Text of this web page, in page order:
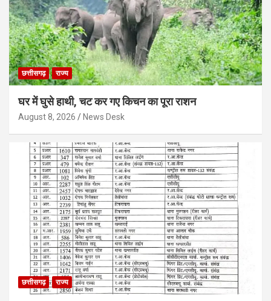
छत्तीसगढ़ राज्य
घर में घुसे हाथी, चट कर गए किचन का पूरा राशन
August 8, 2026 News Desk
छत्तीसगढ़ राज्य